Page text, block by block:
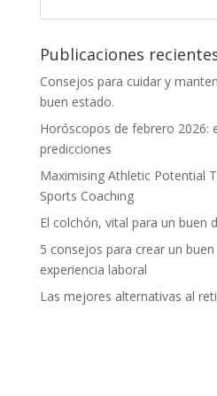
Publicaciones
Consejos para cuidar y
buen estado.
Horóscopos de febrero 2026:
predicciones
Maximising Athletic Potential
Sports Coaching
El colchón, vital para un buen
5 consejos para crear un
experiencia laboral
Las mejores alternativas al